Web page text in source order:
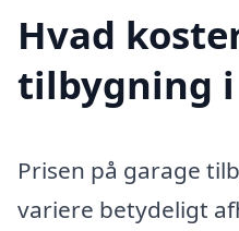
Hvad
tilbygning
Prisen på garage
variere betydeligt